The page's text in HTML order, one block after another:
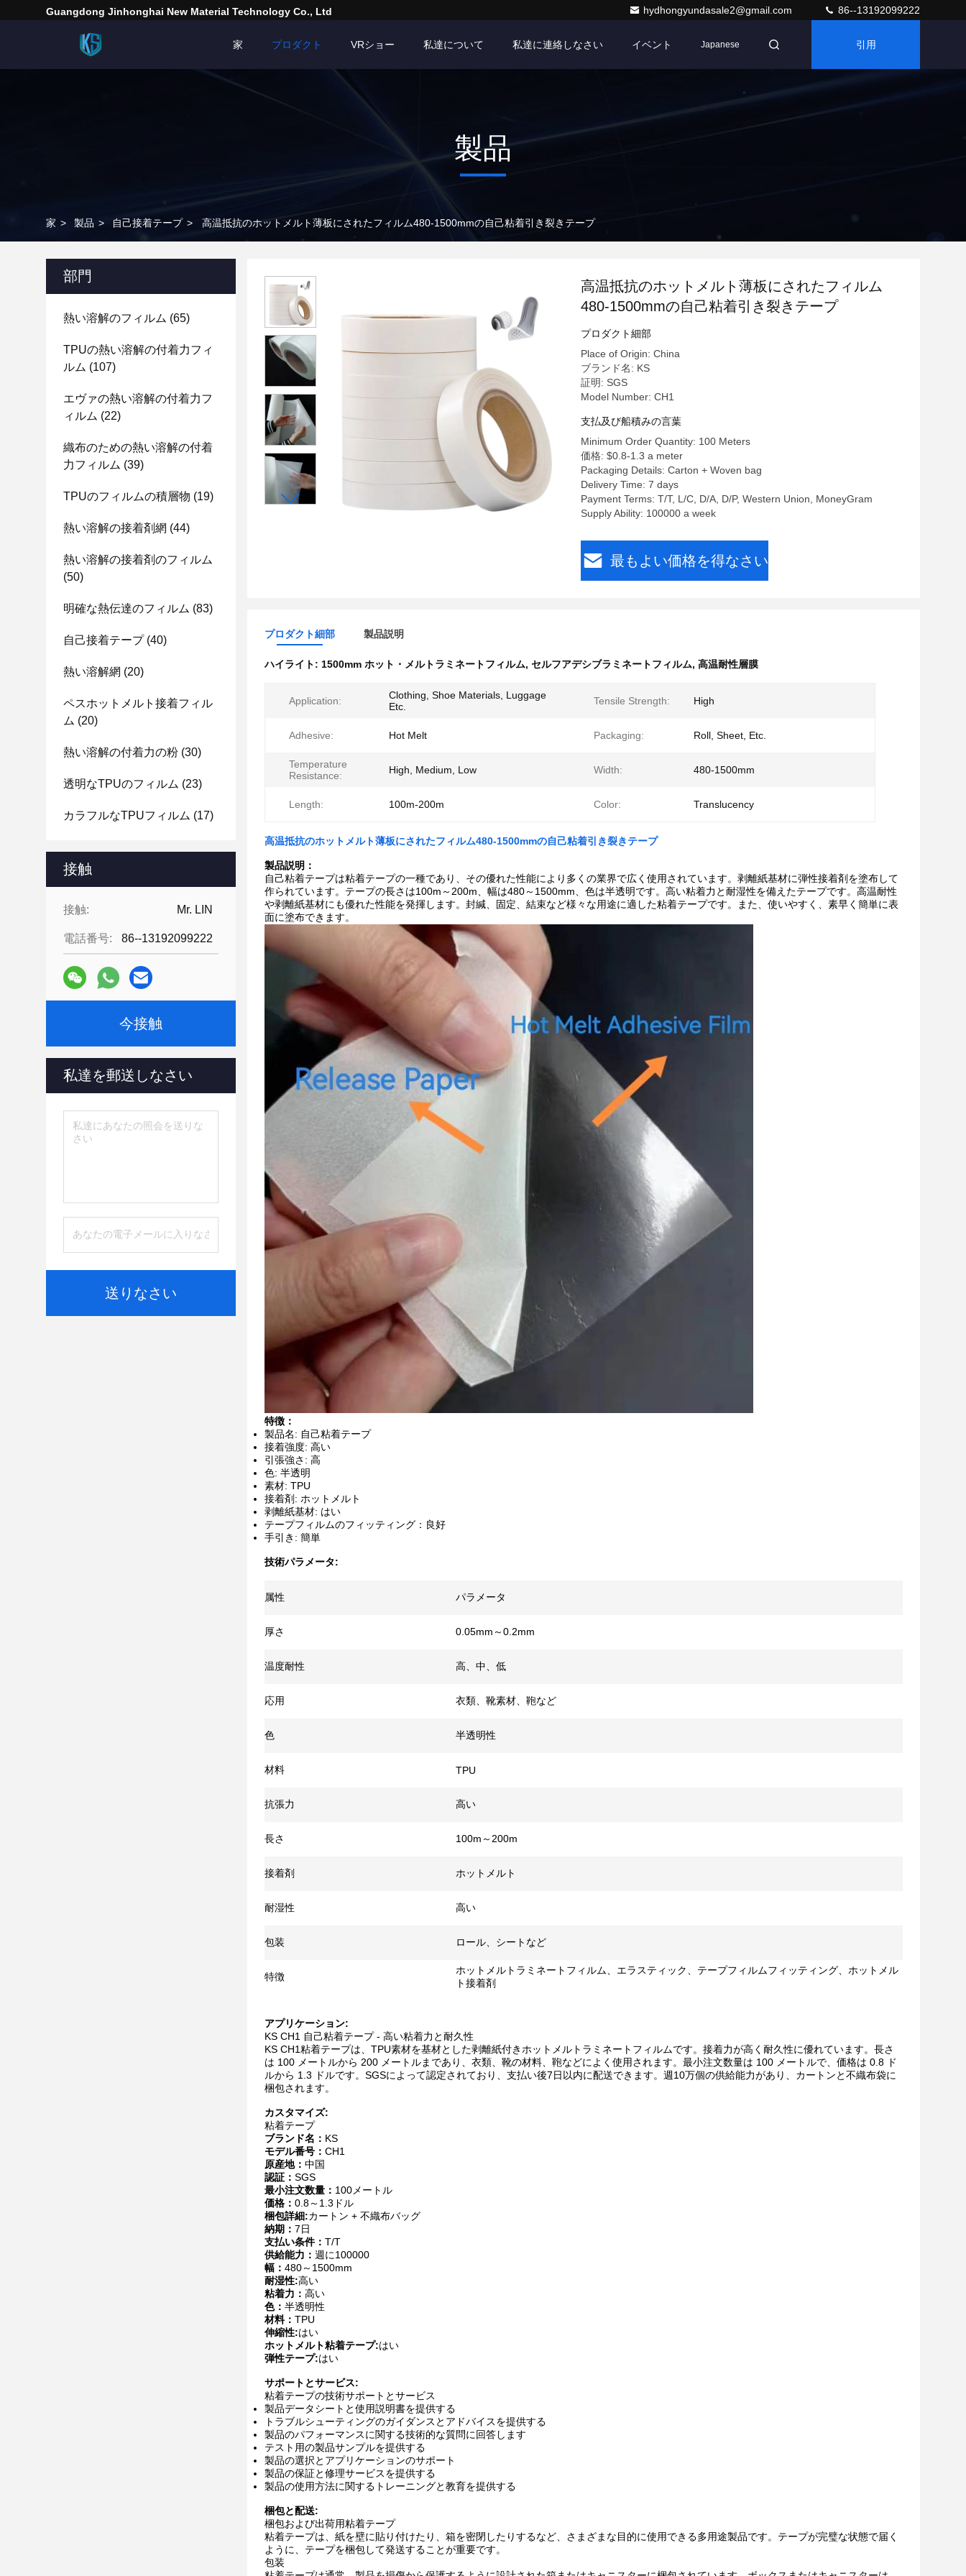
Guangdong Jinhonghai New Material Technology Co., Ltd hydhongyundasale2@gmail.com 86--13192099222
家 プロダクト VRショー 私達について 私達に連絡しなさい イベント Japanese 引用
製品
家 > 製品 > 自己接着テープ > 高温抵抗のホットメルト薄板にされたフィルム480-1500mmの自己粘着引き裂きテープ
部門
熱い溶解のフィルム (65)
TPUの熱い溶解の付着力フィ
ルム (107)
エヴァの熱い溶解の付着力フ
ィルム (22)
織布のための熱い溶解の付着
力フィルム (39)
TPUのフィルムの積層物 (19)
熱い溶解の接着剤網 (44)
熱い溶解の接着剤のフィルム
(50)
明確な熱伝達のフィルム (83)
自己接着テープ(40)
熱い溶解網 (20)
ペスホットメルト接着フィル
ム (20)
熱い溶解の付着力の粉 (30)
透明なTPUのフィルム (23)
カラフルなTPUフィルム (17)
接触
接触: Mr. LIN
電話番号: 86--13192099222
今接触
私達を郵送しなさい
送りなさい
高温抵抗のホットメルト薄板にされたフィルム
480-1500mmの自己粘着引き裂きテープ
プロダクト細部
Place of Origin: China
ブランド名: KS
証明: SGS
Model Number: CH1
支払及び船積みの言葉
Minimum Order Quantity: 100 Meters
価格: $0.8-1.3 a meter
Packaging Details: Carton + Woven bag
Delivery Time: 7 days
Payment Terms: T/T, L/C, D/A, D/P, Western Union, MoneyGram
Supply Ability: 100000 a week
最もよい価格を得なさい
プロダクト細部 製品説明
ハイライト: 1500mm ホット・メルトラミネートフィルム, セルフアデシブラミネートフィルム, 高温耐性層膜
Application:
Clothing, Shoe Materials, Luggage
Etc.
Tensile Strength: High
Adhesive: Hot Melt Packaging: Roll, Sheet, Etc.
Temperature
Resistance:
High, Medium, Low Width: 480-1500mm
Length: 100m-200m Color: Translucency
高温抵抗のホットメルト薄板にされたフィルム480-1500mmの自己粘着引き裂きテープ
製品説明：
自己粘着テープは粘着テープの一種であり、その優れた性能により多くの業界で広く使用されています。剥離紙基材に弾性接着剤を塗布して
作られています。テープの長さは100m～200m、幅は480～1500mm、色は半透明です。高い粘着力と耐湿性を備えたテープです。高温耐性
や剥離紙基材にも優れた性能を発揮します。封緘、固定、結束など様々な用途に適した粘着テープです。また、使いやすく、素早く簡単に表
面に塗布できます。
特徴：
製品名: 自己粘着テープ
接着強度: 高い
引張強さ: 高
色: 半透明
素材: TPU
接着剤: ホットメルト
剥離紙基材: はい
テープフィルムのフィッティング：良好
手引き: 簡単
技術パラメータ:
属性 パラメータ
厚さ 0.05mm～0.2mm
温度耐性 高、中、低
応用 衣類、靴素材、鞄など
色 半透明性
材料 TPU
抗張力 高い
長さ 100m～200m
接着剤 ホットメルト
耐湿性 高い
包装 ロール、シートなど
特徴
ホットメルトラミネートフィルム、エラスティック、テープフィルムフィッティング、ホットメル
ト接着剤
アプリケーション:
KS CH1 自己粘着テープ - 高い粘着力と耐久性
KS CH1粘着テープは、TPU素材を基材とした剥離紙付きホットメルトラミネートフィルムです。接着力が高く耐久性に優れています。長さ
は 100 メートルから 200 メートルまであり、衣類、靴の材料、鞄などによく使用されます。最小注文数量は 100 メートルで、価格は 0.8 ド
ルから 1.3 ドルです。SGSによって認定されており、支払い後7日以内に配送できます。週10万個の供給能力があり、カートンと不織布袋に
梱包されます。
カスタマイズ:
粘着テープ
ブランド名： KS
モデル番号： CH1
原産地： 中国
認証： SGS
最小注文数量： 100メートル
価格： 0.8～1.3ドル
梱包詳細:カートン + 不織布バッグ
納期： 7日
支払い条件： T/T
供給能力： 週に100000
幅： 480～1500mm
耐湿性:高い
粘着力： 高い
色： 半透明性
材料： TPU
伸縮性:はい
ホットメルト粘着テープ:はい
弾性テープ:はい
サポートとサービス:
粘着テープの技術サポートとサービス
製品データシートと使用説明書を提供する
トラブルシューティングのガイダンスとアドバイスを提供する
製品のパフォーマンスに関する技術的な質問に回答します
テスト用の製品サンプルを提供する
製品の選択とアプリケーションのサポート
製品の保証と修理サービスを提供する
製品の使用方法に関するトレーニングと教育を提供する
梱包と配送:
梱包および出荷用粘着テープ
粘着テープは、紙を壁に貼り付けたり、箱を密閉したりするなど、さまざまな目的に使用できる多用途製品です。テープが完璧な状態で届く
ように、テープを梱包して発送することが重要です。
包装